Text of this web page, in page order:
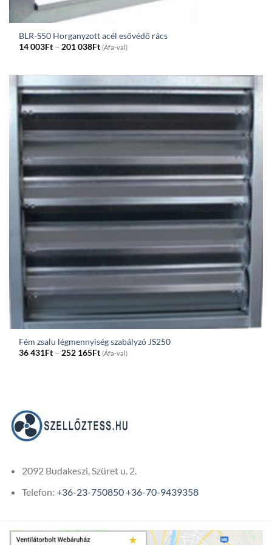
BLR-S50 Horganyzott acél esővédő rács
14 003Ft – 201 038FtPrice
range:
through
201
038Ft
(Áfa-val)
Fém zsalu légmennyiség szabályzó JS250
36 431Ft – 252 165FtPrice
range:
(Áfa-val)
2092 Budakeszi, Szüret u. 2.
Telefon: +36-23-750850+36-70-9439358